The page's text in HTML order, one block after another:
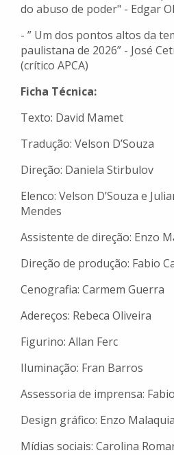
do abuso de poder" - Edgar
- ⁠” Um dos pontos altos da
paulistana de 2026” - José
(crítico APCA)
Ficha Técnica:
Texto: David Mamet
Tradução: Velson D’Souza
Direção: Daniela Stirbulov
Elenco: Velson D’Souza e
Mendes
Assistente de direção: Enzo
Direção de produção: Fabio
Cenografia: Carmem Guerra
Adereços: Rebeca Oliveira
Figurino: Allan Ferc
Iluminação: Fran Barros
Assessoria de imprensa:
Design gráfico: Enzo
Mídias sociais: Carolina